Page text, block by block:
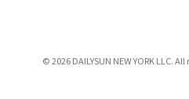
© 2026 DAILYSUN NEW YORK LLC.